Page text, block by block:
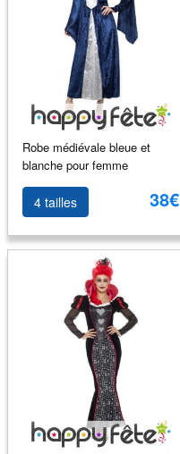
Robe médiévale bleue et
blanche pour femme
4 tailles 38€